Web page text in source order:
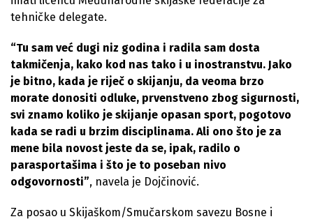
tehničke delegate.
“Tu sam već dugi niz godina i radila sam dosta
takmičenja, kako kod nas tako i u inostranstvu. Jako
je bitno, kada je riječ o skijanju, da veoma brzo
morate donositi odluke, prvenstveno zbog sigurnosti,
svi znamo koliko je skijanje opasan sport, pogotovo
kada se radi u brzim disciplinama. Ali ono što je za
mene bila novost jeste da se, ipak, radilo o
parasportašima i što je to poseban nivo
odgovornosti”, navela je Dojčinović.
Za posao u Skijaškom/Smučarskom savezu Bosne i